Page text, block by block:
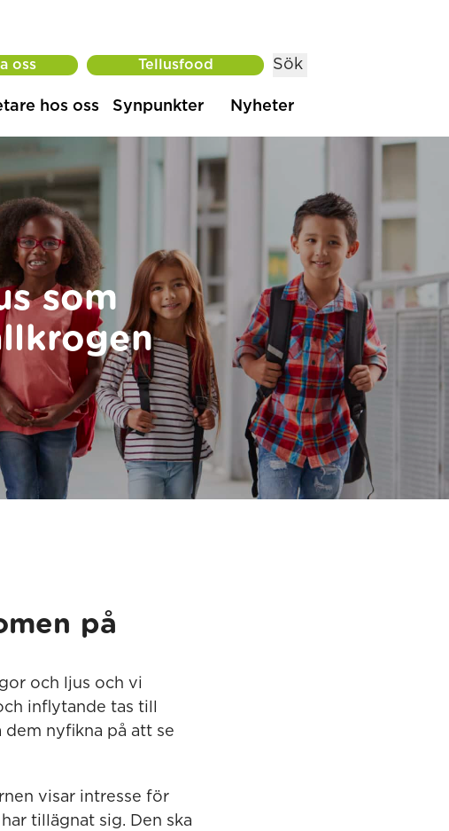
oss Tellusfood Sök
hos oss Synpunkter Nyheter
som
på
och ljus och vi
inflytande tas till
nyfikna på att se
visar intresse för
tillägnat sig. Den ska